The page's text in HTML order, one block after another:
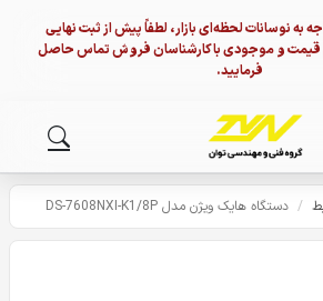
به نوسانات لحظه‌ای بازار، لطفاً پیش از ثبت نهایی
و موجودی با کارشناسان فروش تماس حاصل
فرمایید.
/ دستگاه هایک ویژن مدل DS-7608NXI-K1/8P